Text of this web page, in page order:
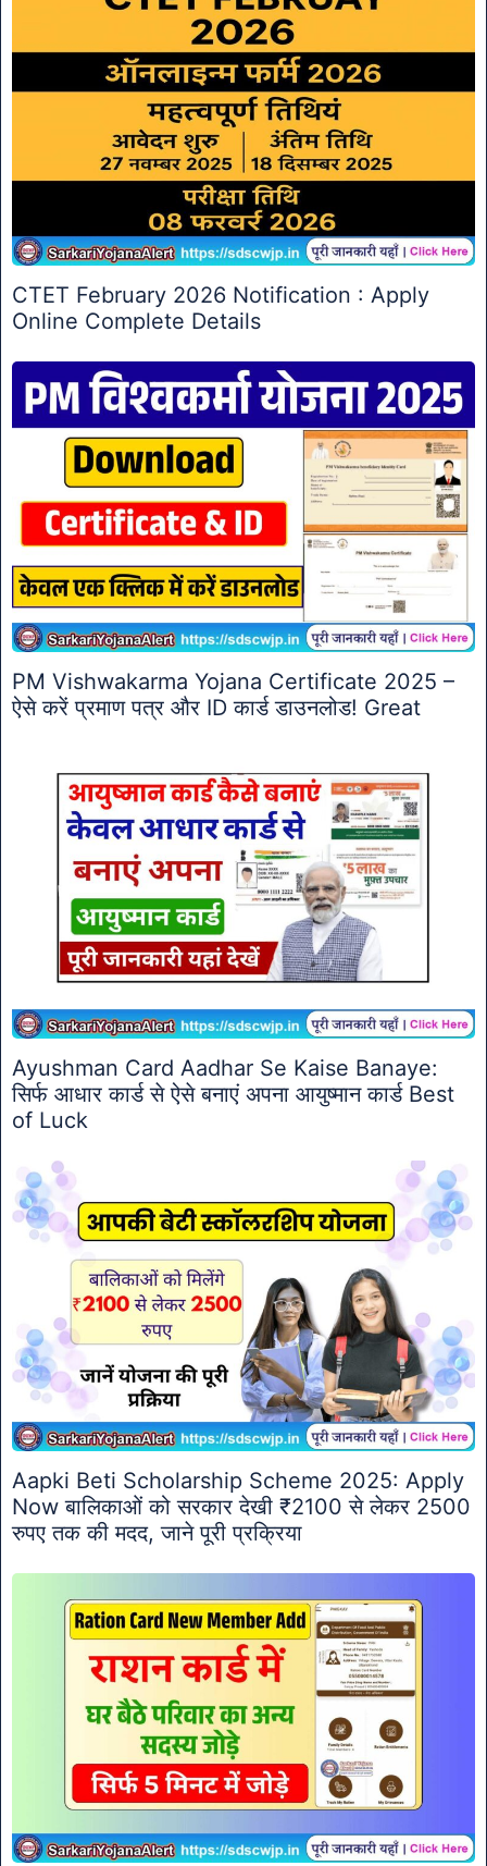
CTET February 2026 Notification : Apply
Online Complete Details
PM Vishwakarma Yojana Certificate 2025 –
ऐसे करें प्रमाण पत्र और ID कार्ड डाउनलोड! Great
Ayushman Card Aadhar Se Kaise Banaye:
सिर्फ आधार कार्ड से ऐसे बनाएं अपना आयुष्मान कार्ड Best
of Luck
Aapki Beti Scholarship Scheme 2025: Apply
Now बालिकाओं को सरकार देखी ₹2100 से लेकर 2500
रुपए तक की मदद, जाने पूरी प्रक्रिया